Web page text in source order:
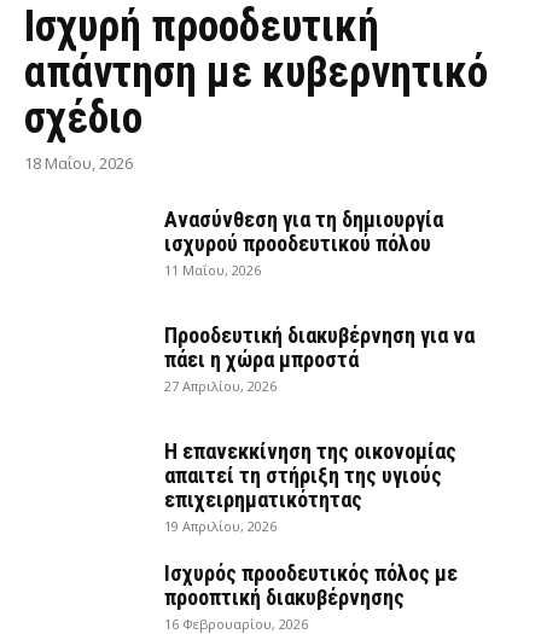
Ισχυρή προοδευτική
απάντηση με κυβερνητικό
σχέδιο
18 Μαΐου, 2026
Ανασύνθεση για τη δημιουργία
ισχυρού προοδευτικού πόλου
11 Μαΐου, 2026
Προοδευτική διακυβέρνηση για να
πάει η χώρα μπροστά
27 Απριλίου, 2026
Η επανεκκίνηση της οικονομίας
απαιτεί τη στήριξη της υγιούς
επιχειρηματικότητας
19 Απριλίου, 2026
Ισχυρός προοδευτικός πόλος με
προοπτική διακυβέρνησης
16 Φεβρουαρίου, 2026